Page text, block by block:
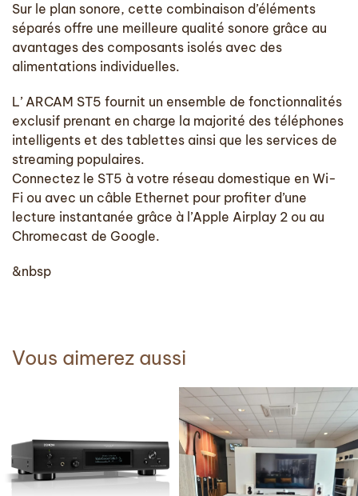
Sur le plan sonore, cette combinaison d’éléments
séparés offre une meilleure qualité sonore grâce au
avantages des composants isolés avec des
alimentations individuelles.
L’ ARCAM ST5 fournit un ensemble de fonctionnalités
exclusif prenant en charge la majorité des téléphones
intelligents et des tablettes ainsi que les services de
streaming populaires.
Connectez le ST5 à votre réseau domestique en Wi-
Fi ou avec un câble Ethernet pour profiter d’une
lecture instantanée grâce à l’Apple Airplay 2 ou au
Chromecast de Google.
&nbsp
Vous aimerez aussi